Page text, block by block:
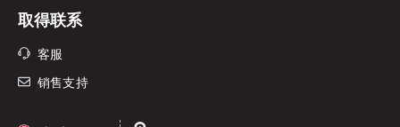
取得联系
客服
销售支持